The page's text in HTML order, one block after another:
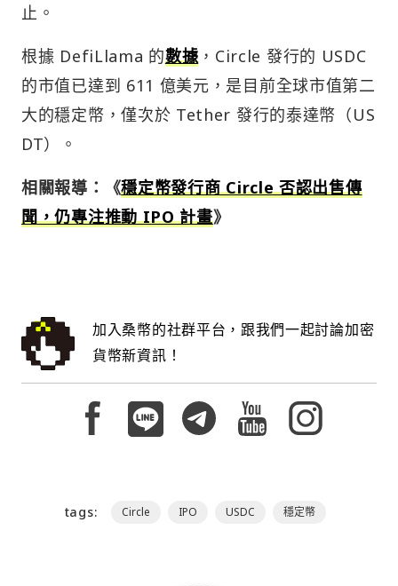
止。
根據 DefiLlama 的數據 ，Circle 發行的 USDC
的市值已達到 611 億美元，是目前全球市值第二
大的穩定幣，僅次於 Tether 發行的泰達幣（US
DT）。
相關報導：《穩定幣發行商 Circle 否認出售傳
聞，仍專注推動 IPO 計畫》
加入桑幣的社群平台，跟我們一起討論加密
貨幣新資訊！
tags: Circle IPO USDC 穩定幣